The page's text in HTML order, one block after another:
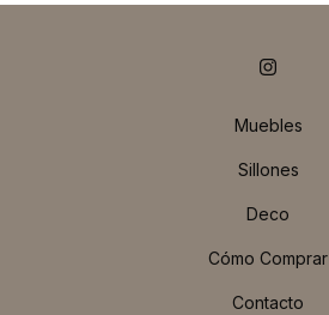
Muebles
Sillones
Deco
Cómo Comprar
Contacto